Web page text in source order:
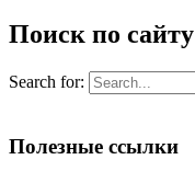
Поиск по сайту
Search for:
Полезные ссылки